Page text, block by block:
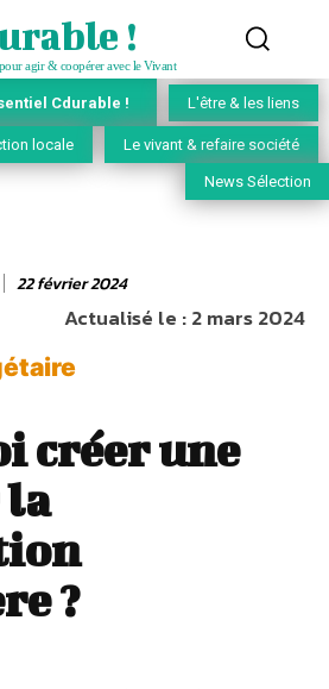
!
agir & coopérer avec le Vivant
Cdurable ! L'être & les liens
locale Le vivant & refaire société
News Sélection
22 février 2024
Actualisé le :2 mars 2024
créer une
la
?